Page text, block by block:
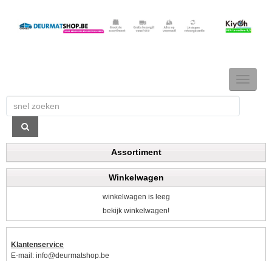
TOGGLE
Assortiment
Winkelwagen
winkelwagen is leeg
bekijk winkelwagen!
Klantenservice
E-mail: info@deurmatshop.be